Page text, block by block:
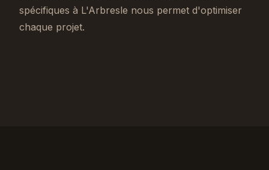
spécifiques à L'Arbresle nous permet d'optimiser
chaque projet.